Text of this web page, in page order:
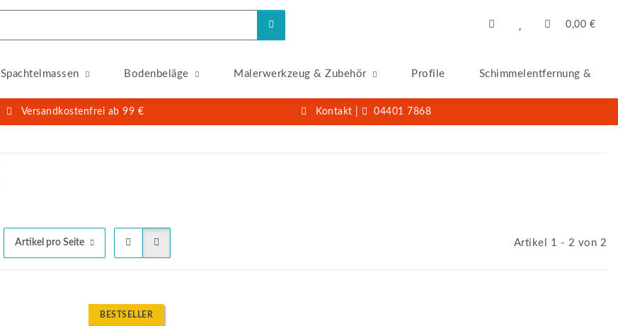
0,00 €
Spachtelmassen Bodenbeläge Malerwerkzeug & Zubehör Profile Schimmelentfernung & -
Versandkostenfrei ab 99 € Kontakt 04401 7868
Artikel pro Seite Artikel 1 - 2 von 2
BESTSELLER